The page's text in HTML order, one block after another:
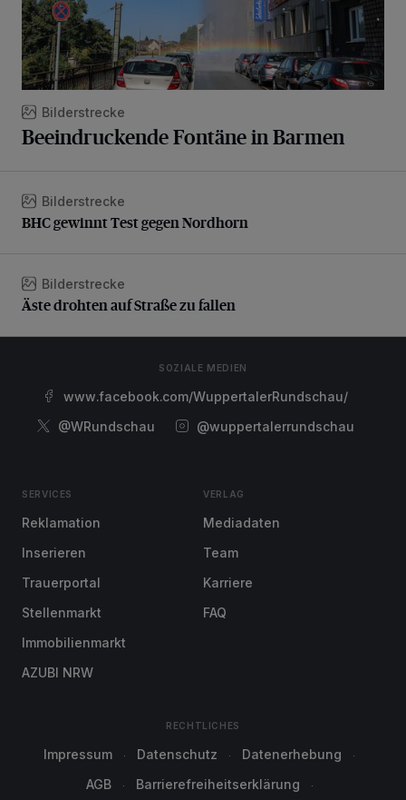
Bilderstrecke
Beeindruckende Fontäne in Barmen
BHC gewinnt Test gegen Nordhorn
Bilderstrecke
BHC gewinnt Test gegen Nordhorn
Äste drohten auf Straße zu fallen
Bilderstrecke
Äste drohten auf Straße zu fallen
SOZIALE MEDIEN
www.facebook.com/WuppertalerRundschau/
@WRundschau
@wuppertalerrundschau
SERVICES
Reklamation
Inserieren
Trauerportal
Stellenmarkt
Immobilienmarkt
AZUBI NRW
VERLAG
Mediadaten
Team
Karriere
FAQ
RECHTLICHES
Impressum Datenschutz
Datenerhebung
AGB
Barrierefreiheitserklärung